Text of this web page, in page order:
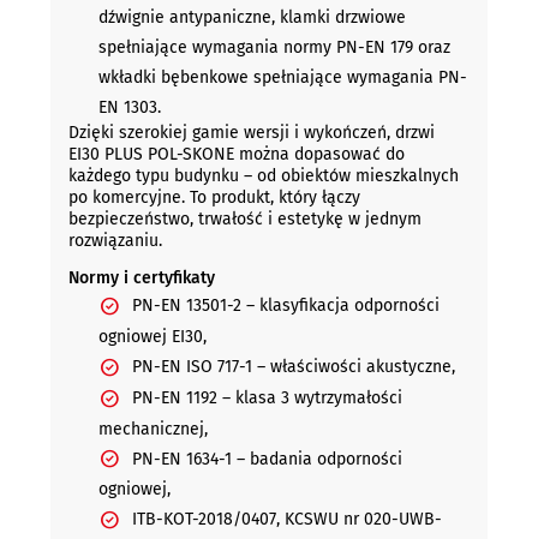
dźwignie antypaniczne, klamki drzwiowe
spełniające wymagania normy PN-EN 179 oraz
wkładki bębenkowe spełniające wymagania PN-
EN 1303.
Dzięki szerokiej gamie wersji i wykończeń, drzwi
EI30 PLUS POL-SKONE można dopasować do
każdego typu budynku – od obiektów mieszkalnych
po komercyjne. To produkt, który łączy
bezpieczeństwo, trwałość i estetykę w jednym
rozwiązaniu.
Normy i certyfikaty
PN-EN 13501-2 – klasyfikacja odporności
ogniowej EI30,
PN-EN ISO 717-1 – właściwości akustyczne,
PN-EN 1192 – klasa 3 wytrzymałości
mechanicznej,
PN-EN 1634-1 – badania odporności
ogniowej,
ITB-KOT-2018/0407, KCSWU nr 020-UWB-